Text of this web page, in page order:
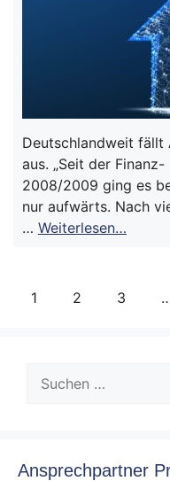
Deutschlandweit fällt
aus. „Seit der
2008/2009 ging es
nur aufwärts. Nach
… Weiterlesen…
1 2 3
nach:
Ansprechpartner